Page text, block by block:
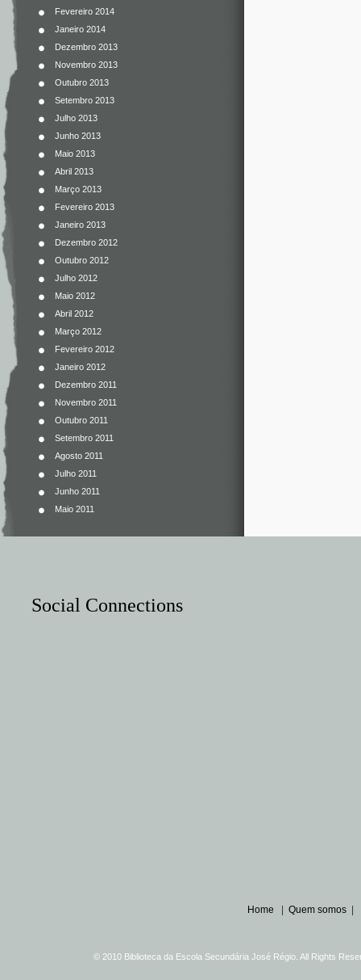
Fevereiro 2014
Janeiro 2014
Dezembro 2013
Novembro 2013
Outubro 2013
Setembro 2013
Julho 2013
Junho 2013
Maio 2013
Abril 2013
Março 2013
Fevereiro 2013
Janeiro 2013
Dezembro 2012
Outubro 2012
Julho 2012
Maio 2012
Abril 2012
Março 2012
Fevereiro 2012
Janeiro 2012
Dezembro 2011
Novembro 2011
Outubro 2011
Setembro 2011
Agosto 2011
Julho 2011
Junho 2011
Maio 2011
Social Connections
Home Quem somos
© 2010 Biblioteca da Escola Secundária José Régio. All Rights